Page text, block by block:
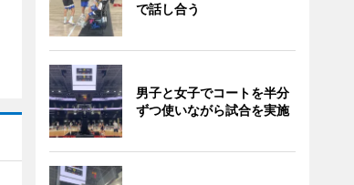
で話し合う
男子と女子でコートを半分
ずつ使いながら試合を実施